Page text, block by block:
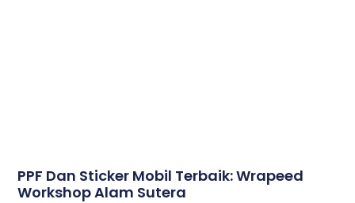
PPF Dan Sticker Mobil Terbaik: Wrapeed
Workshop Alam Sutera